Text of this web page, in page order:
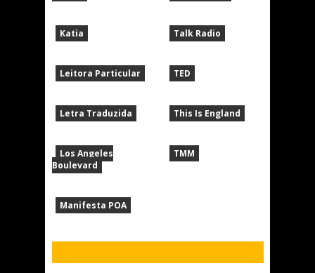
Katia
Leitora Particular
Letra Traduzida
Los Angeles
Boulevard
Manifesta POA
Talk Radio
TED
This Is England
TMM